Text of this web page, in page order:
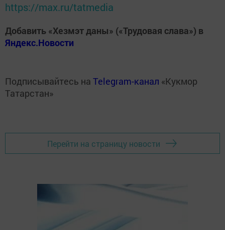
https://max.ru/tatmedia
Добавить «Хезмэт даны» («Трудовая слава») в
Яндекс.Новости
Подписывайтесь на Telegram-канал «Кукмор
Татарстан»
Перейти на страницу новости